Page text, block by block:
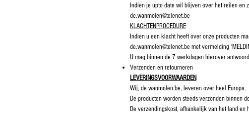
Indien je upto date wil blijven over het reilen en
de.wanmolen@telenet.be
KLACHTENPROCEDURE
Indien u een klacht heeft over onze producten
de.wanmolen@telenet.be met vermelding
U mag binnen de 7 werkdagen hierover
Verzenden en retourneren
LEVERINGSVOORWAARDEN
Wij, de wanmolen.be, leveren over heel Europa.
De producten worden steeds verzonden binnen
De verzendingskost, afhankelijk van het land en